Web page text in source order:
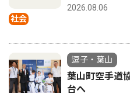
社会
2026.08.06
逗子・葉山
葉山町空手道
台へ